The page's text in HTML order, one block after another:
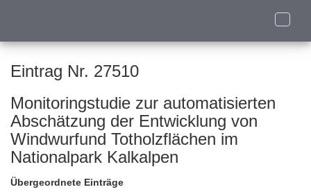
Toggle
Eintrag Nr. 27510
Monitoringstudie zur automatisierten
Abschätzung der Entwicklung von
Windwurfund Totholzflächen im
Nationalpark Kalkalpen
Übergeordnete Einträge